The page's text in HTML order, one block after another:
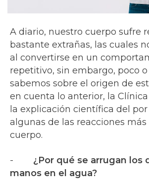
A diario, nuestro cuerpo sufre
bastante extrañas, las cuales
al convertirse en un
repetitivo, sin embargo, poco
sabemos sobre el origen de
en cuenta lo anterior, la
la explicación científica del
algunas de las reacciones más
cuerpo.
- ¿Por qué se arrugan los
manos en el agua?